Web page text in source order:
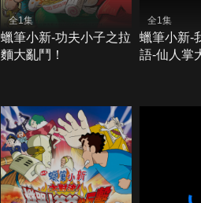
全1集
蠟筆小新-功夫小子之拉
麵大亂鬥！
全1集
蠟筆小新-
語-仙人掌